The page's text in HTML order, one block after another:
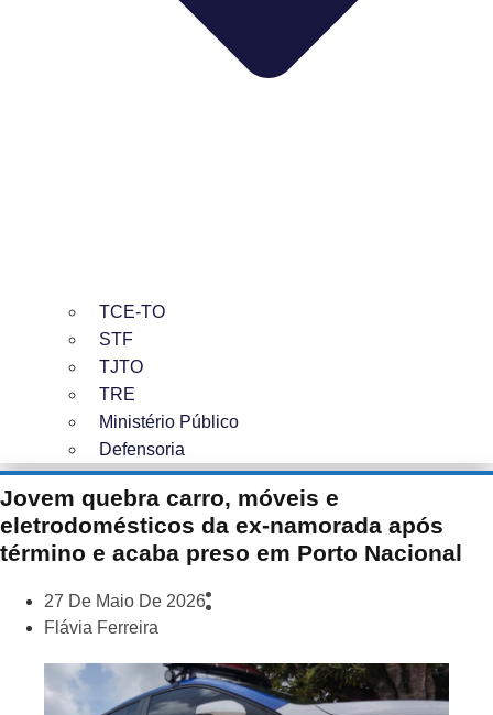
TCE-TO
STF
TJTO
TRE
Ministério Público
Defensoria
Jovem quebra carro, móveis e
eletrodomésticos da ex-namorada após
término e acaba preso em Porto Nacional
27 De Maio De 2026
Flávia Ferreira